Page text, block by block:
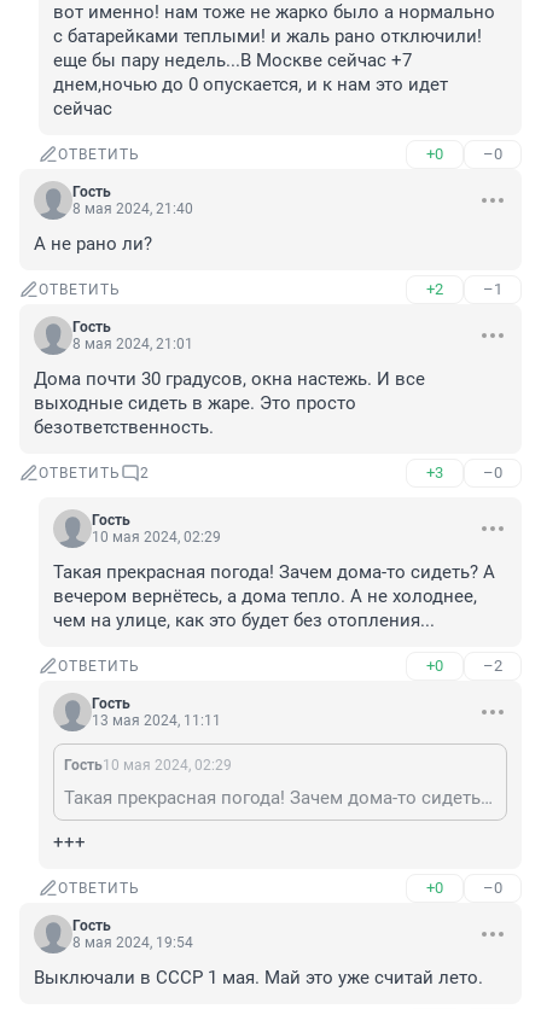
вот именно! нам тоже не жарко было а нормально
с батарейками теплыми! и жаль рано отключили!
еще бы пару недель...В Москве сейчас +7
днем,ночью до 0 опускается, и к нам это идет
сейчас
ОТВЕТИТЬ +0 –0
Гость
8 мая 2024, 21:40
А не рано ли?
ОТВЕТИТЬ +2 –1
Гость
8 мая 2024, 21:01
Дома почти 30 градусов, окна настежь. И все
выходные сидеть в жаре. Это просто
безответственность.
ОТВЕТИТЬ 2 +3 –0
Гость
10 мая 2024, 02:29
Такая прекрасная погода! Зачем дома-то сидеть? А
вечером вернётесь, а дома тепло. А не холоднее,
чем на улице, как это будет без отопления...
ОТВЕТИТЬ +0 –2
Гость
13 мая 2024, 11:11
Гость10 мая 2024, 02:29
Такая прекрасная погода! Зачем дома-то сидеть? А вечером вернётесь, а дома тепло. А не холоднее, чем на улице, как это будет без отопления...
+++
ОТВЕТИТЬ +0 –0
Гость
8 мая 2024, 19:54
Выключали в СССР 1 мая. Май это уже считай лето.